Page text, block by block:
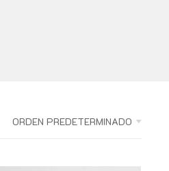
ORDEN PREDETERMINADO